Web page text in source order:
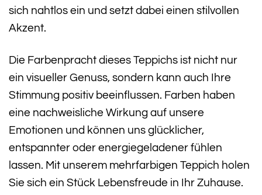
sich nahtlos ein und setzt dabei einen stilvollen
Akzent.
Die Farbenpracht dieses Teppichs ist nicht nur
ein visueller Genuss, sondern kann auch Ihre
Stimmung positiv beeinflussen. Farben haben
eine nachweisliche Wirkung auf unsere
Emotionen und können uns glücklicher,
entspannter oder energiegeladener fühlen
lassen. Mit unserem mehrfarbigen Teppich holen
Sie sich ein Stück Lebensfreude in Ihr Zuhause.